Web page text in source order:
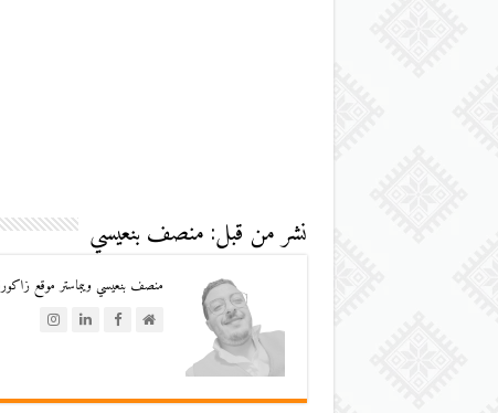
نشر من قبل: منصف بنعيسي
منصف بنعيسي ويبماستر موقع